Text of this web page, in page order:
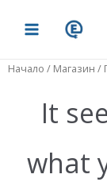
MENU
Начало / Магазин /
It
what